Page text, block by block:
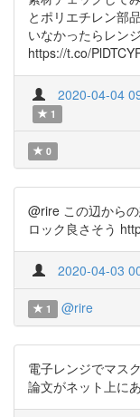
とポリエチレン部
いなかったらレン
https://t.co/
2020-04-04
1
0
@rire この辺から
ロック良さそう
2020-04-03
1 @rire
電子レンジでマス
論文がネット上に